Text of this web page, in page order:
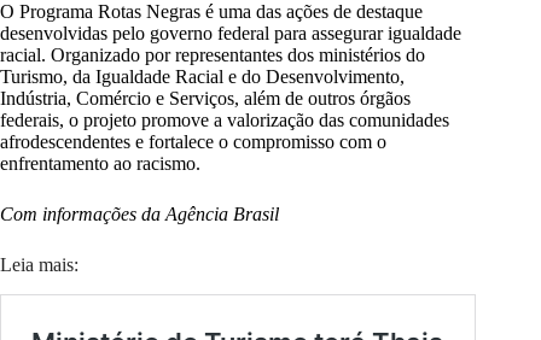
O Programa Rotas Negras é uma das ações de destaque
desenvolvidas pelo governo federal para assegurar igualdade
racial. Organizado por representantes dos ministérios do
Turismo, da Igualdade Racial e do Desenvolvimento,
Indústria, Comércio e Serviços, além de outros órgãos
federais, o projeto promove a valorização das comunidades
afrodescendentes e fortalece o compromisso com o
enfrentamento ao racismo.
Com informações da Agência Brasil
Leia mais: